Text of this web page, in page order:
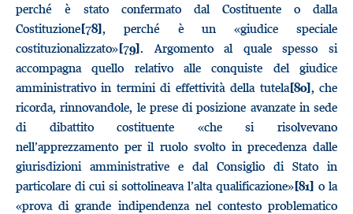
perché è stato confermato dal Costituente o dalla
Costituzione[78], perché è un «giudice speciale
costituzionalizzato»[79]. Argomento al quale spesso si
accompagna quello relativo alle conquiste del giudice
amministrativo in termini di effettività della tutela[80], che
ricorda, rinnovandole, le prese di posizione avanzate in sede
di dibattito costituente «che si risolvevano
nell’apprezzamento per il ruolo svolto in precedenza dalle
giurisdizioni amministrative e dal Consiglio di Stato in
particolare di cui si sottolineava l’alta qualificazione»[81] o la
«prova di grande indipendenza nel contesto problematico